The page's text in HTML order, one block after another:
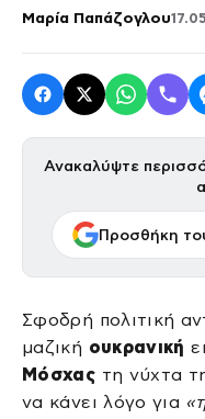
Μαρία Παπάζογλου
Ανακαλύψτε
Προσθήκη
Σφοδρή πολιτική
μαζική ουκρανική
Μόσχας τη νύχτα
να κάνει λόγο για